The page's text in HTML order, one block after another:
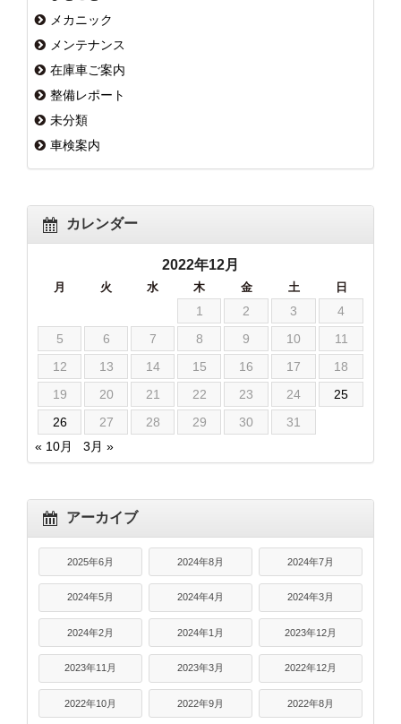
メカニック
メンテナンス
在庫車ご案内
整備レポート
未分類
車検案内
カレンダー
2022年12月
月 火 水 木 金 土 日
1 2 3
4
5
6 7 8 9 10
11
12
13 14 15 16 17
18
19
20 21 22 23 24
25
26
27 28 29 30
31
« 10月
3月 »
アーカイブ
2025年6月 2024年8月 2024年7月
2024年5月 2024年4月 2024年3月
2024年2月 2024年1月 2023年12月
2023年11月 2023年3月 2022年12月
2022年10月 2022年9月 2022年8月